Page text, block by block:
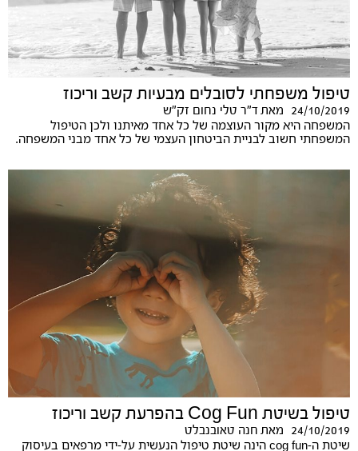
טיפול משפחתי לסובלים מבעיות קשב וריכוז
24/10/2019 מאתד"ר טלי נחום זק"ש
המשפחה היא מקור העוצמה של כל אחד מאיתנו ולכן הטיפול
המשפחתי חשוב לבניית הביטחון העצמי של כל אחד מבני המשפחה.
טיפול בשיטת Cog Fun בהפרעת קשב וריכוז
24/10/2019 מאת חנה טאובנבלט
שיטת ה-cog fun הינה שיטת טיפול הנעשית על-ידי מרפאים בעיסוק